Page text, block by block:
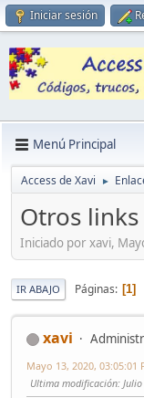
Iniciar sesión
Menú Principal
Access de Xavi ►
Otros links
Iniciado por xavi,
IR ABAJO Páginas 1
xavi
Mayo 13, 2020, 03:05:01
Ultima modificación: